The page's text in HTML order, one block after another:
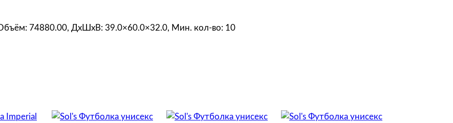
о
74880.00, ДxШxВ: 39.0×60.0×32.0, Мин. кол-во: 10